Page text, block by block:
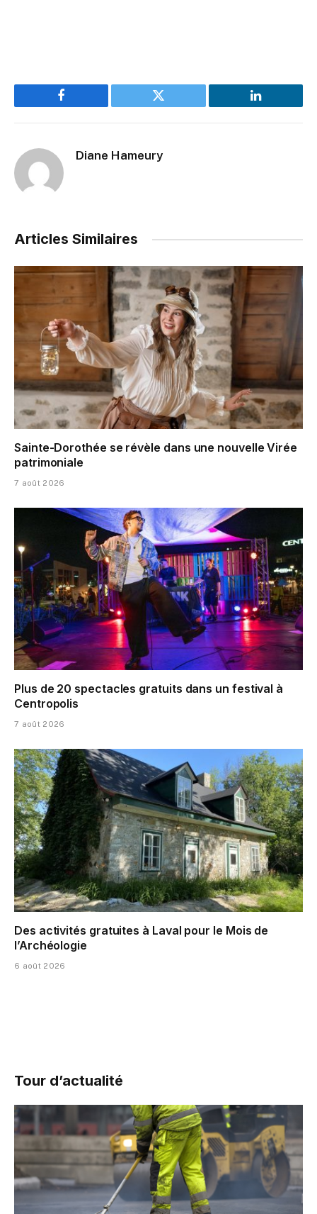
Facebook Twitter LinkedIn
Diane Hameury
Articles Similaires
Sainte-Dorothée se révèle dans une nouvelle Virée
patrimoniale
7 août 2026
Plus de 20 spectacles gratuits dans un festival à
Centropolis
7 août 2026
Des activités gratuites à Laval pour le Mois de
l’Archéologie
6 août 2026
Tour d’actualité